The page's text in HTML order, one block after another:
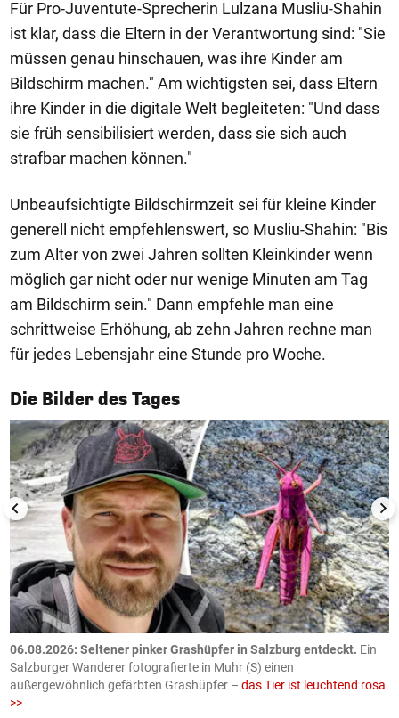
Für Pro-Juventute-Sprecherin Lulzana Musliu-Shahin
ist klar, dass die Eltern in der Verantwortung sind: "Sie
müssen genau hinschauen, was ihre Kinder am
Bildschirm machen." Am wichtigsten sei, dass Eltern
ihre Kinder in die digitale Welt begleiteten: "Und dass
sie früh sensibilisiert werden, dass sie sich auch
strafbar machen können."
Unbeaufsichtigte Bildschirmzeit sei für kleine Kinder
generell nicht empfehlenswert, so Musliu-Shahin: "Bis
zum Alter von zwei Jahren sollten Kleinkinder wenn
möglich gar nicht oder nur wenige Minuten am Tag
am Bildschirm sein." Dann empfehle man eine
schrittweise Erhöhung, ab zehn Jahren rechne man
für jedes Lebensjahr eine Stunde pro Woche.
Die Bilder des Tages
1/50
06.08.2026: Seltener pinker Grashüpfer in Salzburg entdeckt. Ein
Salzburger Wanderer fotografierte in Muhr (S) einen
außergewöhnlich gefärbten Grashüpfer – das Tier ist leuchtend rosa
>>